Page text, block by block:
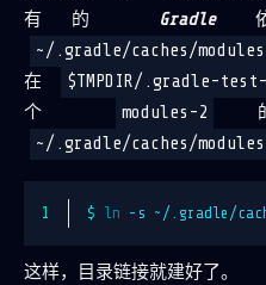
有的
Gradle
~/.gradle/caches/
在
$TMPDIR/.gradle-
个
modules-2
~/.gradle/caches/
1 $ ln -s ~/.gradle/
这样，目录链接就建好了。